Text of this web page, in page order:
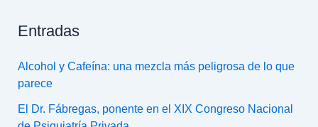
Entradas
Alcohol y Cafeína: una mezcla más peligrosa de lo que
parece
El Dr. Fábregas, ponente en el XIX Congreso Nacional